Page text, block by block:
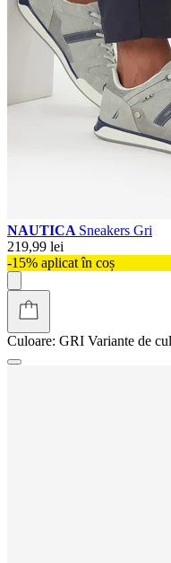
NAUTICA Sneakers Gri
219,99 lei
-15% aplicat în coș
Culoare: GRI Variante de